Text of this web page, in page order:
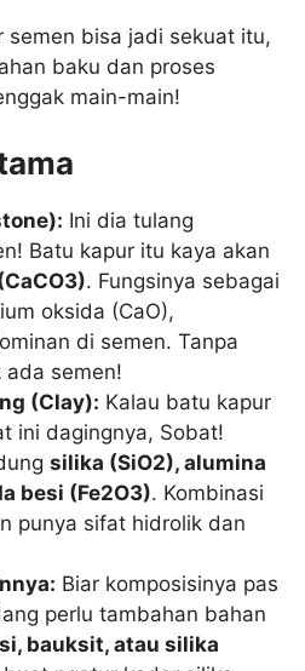
semen bisa jadi sekuat itu,
baku dan proses
main-main!
Ini dia tulang
Batu kapur itu kaya akan
CaCO3). Fungsinya sebagai
oksida (CaO),
di semen. Tanpa
ada semen!
(Clay): Kalau batu kapur
ini dagingnya, Sobat!
silika (SiO2), alumina
besi (Fe2O3). Kombinasi
punya sifat hidrolik dan
Biar komposisinya pas
perlu tambahan bahan
bauksit, atau silika